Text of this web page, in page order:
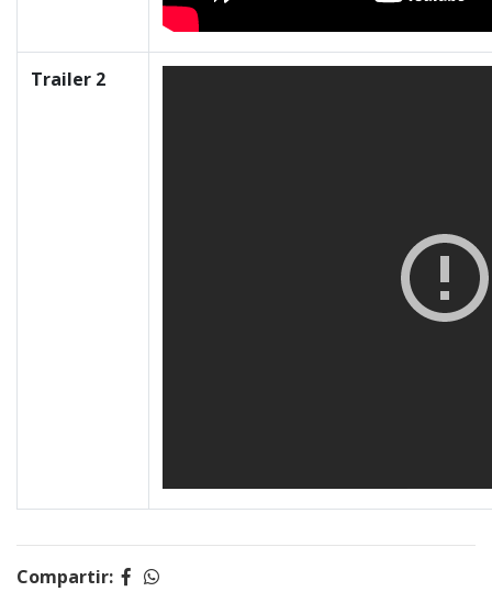
Trailer 2
Compartir: